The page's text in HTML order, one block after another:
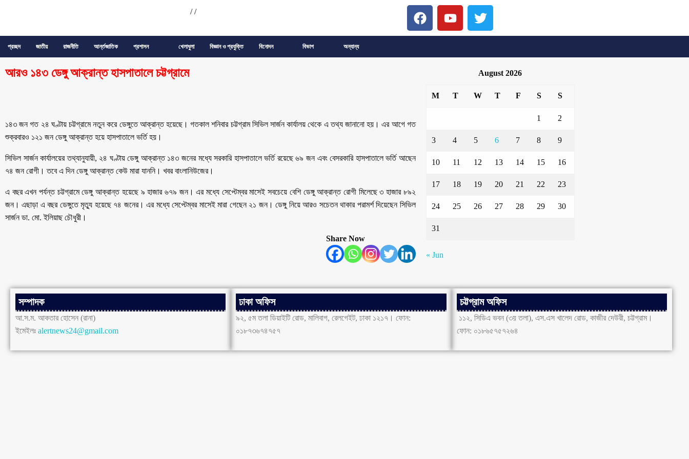
//
প্রচ্ছদ জাতীয় রাজনীতি আর্ন্তজাতিক প্রশাসন খেলাধুলা বিজ্ঞান ও প্রযুক্তি বিনোদন বিভাগ অন্যান্য
আরও ১৪৩ ডেঙ্গু আক্রান্ত হাসপাতালে চট্টগ্রামে
১৪৩ জন গত ২৪ ঘণ্টায় চট্টগ্রামে নতুন করে ডেঙ্গুতে আক্রান্ত হয়েছে। গতকাল শনিবার চট্টগ্রাম সিভিল সার্জন কার্যালয় থেকে এ তথ্য জানানো হয়। এর আগে গত
শুক্রবারও ১২১ জন ডেঙ্গু আক্রান্ত হয়ে হাসপাতালে ভর্তি হয়।
সিভিল সার্জন কার্যালয়ের তথ্যানুযায়ী, ২৪ ঘণ্টায় ডেঙ্গু আক্রান্ত ১৪৩ জনের মধ্যে সরকারি হাসপাতালে ভর্তি রয়েছে ৬৯ জন এবং বেসরকারি হাসপাতালে ভর্তি আছেন
৭৪ জন রোগী। তবে এ দিন ডেঙ্গু আক্রান্ত কেউ মারা যাননি। খবর বাংলানিউজের।
এ বছর এখন পর্যন্ত চট্টগ্রামে ডেঙ্গু আক্রান্ত হয়েছে ৯ হাজার ৬৭৯ জন। এর মধ্যে সেপ্টেম্বর মাসেই সবচেয়ে বেশি ডেঙ্গু আক্রান্ত রোগী মিলেছে ৩ হাজার ৮৯২
জন। এছাড়া এ বছর ডেঙ্গুতে মৃত্যু হয়েছে ৭৪ জনের। এর মধ্যে সেপ্টেম্বর মাসেই মারা গেছেন ২১ জন। ডেঙ্গু নিয়ে আরও সচেতন থাকার পরামর্শ দিয়েছেন সিভিল
সার্জন ডা. মো. ইলিয়াছ চৌধুরী।
Share Now
August 2026
M T W T F S S
1 2
3 4 5 6 7 8 9
10 11 12 13 14 15 16
17 18 19 20 21 22 23
24 25 26 27 28 29 30
31
« Jun
সম্পাদক
আ.স.ম. আকতার হোসেন (রানা)
ইমেইলঃ alertnews24@gmail.com
ঢাকা অফিস
৯২, ৫ম তলা ডিয়াইটি রোড, মালিবাগ, রেলগেইট, ঢাকা ১২১৭। ফোন:
০১৮৭৩৬৭৪৭৫৭
চট্টগ্রাম অফিস
১১২, সিডিএ ভবন (৩য় তলা), এস.এস খালেদ রোড, কাজীর দেউরী, চট্টগ্রাম।
ফোন: ০১৮৬৫৭৫৭২৬৪